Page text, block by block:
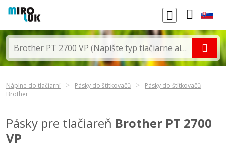
Náplne do tlačiarní Pásky do štítkovačů
Pásky do štítkovačů
Brother
Pásky pre tlačiareň Brother PT 2700
VP